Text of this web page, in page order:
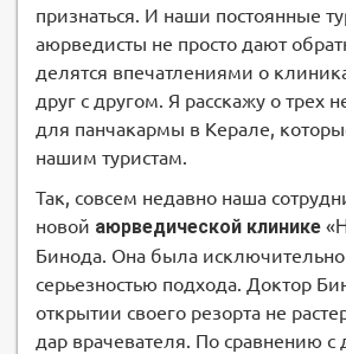
признаться. И наши постоянные
аюрведисты не просто дают
делятся впечатлениями о
друг с другом. Я расскажу о трех
для панчакармы в Керале,
нашим туристам.
Так, совсем недавно наша
новой аюрведической клинике «
Бинода. Она была исключительно
серьезностью подхода. Доктор
открытии своего резорта не
дар врачевателя. По сравнению с